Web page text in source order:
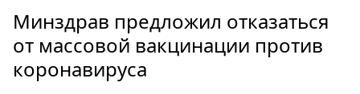
Россия
Мир
Здоровье
Минздрав предложил отказаться
от массовой вакцинации против
коронавируса